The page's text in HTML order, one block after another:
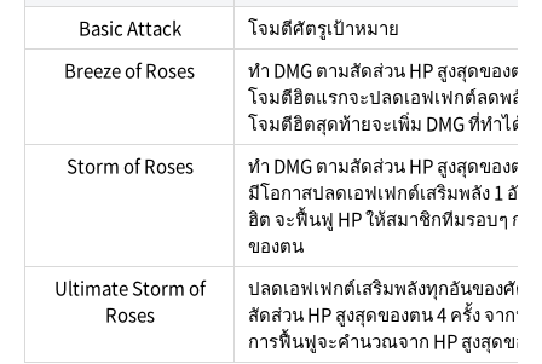
Basic Attack
โจมตีศัตรูเป้าหมาย
Breeze of Roses
ทำ DMG ตามสัดส่วน HP สูงสุดของต
โจมตีฮิตแรกจะปลดเอฟเฟกต์ลดพลัง
โจมตีฮิตสุดท้ายจะเพิ่ม DMG ที่ทำได้
Storm of Roses
ทำ DMG ตามสัดส่วน HP สูงสุดของต
มีโอกาสปลดเอฟเฟกต์เสริมพลัง 1 อัน
ฮิต จะฟื้นฟู HP ให้สมาชิกทีมรอบๆ ก
ของตน
Ultimate Storm of
Roses
ปลดเอฟเฟกต์เสริมพลังทุกอันของศัต
สัดส่วน HP สูงสุดของตน 4 ครั้ง จาก
การฟื้นฟูจะคำนวณจาก HP สูงสุดของ